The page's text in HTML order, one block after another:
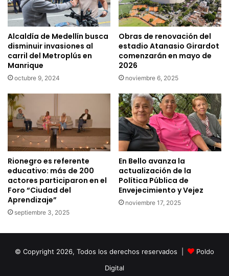
Alcaldía de Medellín busca
disminuir invasiones al
carril del Metroplús en
Manrique
octubre 9, 2024
Obras de renovación del
estadio Atanasio Girardot
comenzarán en mayo de
2026
noviembre 6, 2025
Rionegro es referente
educativo: más de 200
actores participaron en el
Foro “Ciudad del
Aprendizaje”
septiembre 3, 2025
En Bello avanza la
actualización de la
Política Pública de
Envejecimiento y Vejez
noviembre 17, 2025
© Copyright 2026, Todos los derechos reservados |
Poldo
Digital